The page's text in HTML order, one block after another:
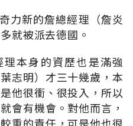
力新的詹總經理（詹炎
就被派去德國。
本身的資歷也是滿強
志明）才三十幾歲，本
他很衝、很投入，所以
會有機會。對他而言，
重的責任，可是他也很